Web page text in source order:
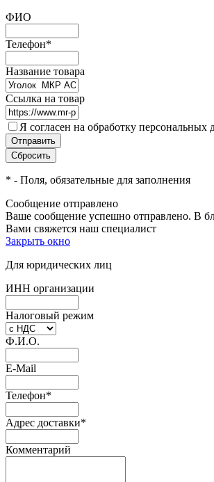
ФИО
Телефон*
Название товара
Ссылка на товар
Я согласен на обработку персональных
* - Поля, обязательные для заполнения
Сообщение отправлено
Ваше сообщение успешно отправлено. В
Вами свяжется наш специалист
Закрыть окно
Для юридических лиц
ИНН организации
Налоговый режим
Ф.И.О.
E-Mail
Телефон*
Адрес доставки*
Комментарий